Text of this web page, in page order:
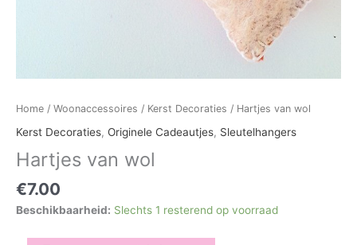
Home / Woonaccessoires / Kerst Decoraties / Hartjes van wol
Kerst Decoraties, Originele Cadeautjes, Sleutelhangers
Hartjes van wol
€7.00
Beschikbaarheid: Slechts 1 resterend op voorraad